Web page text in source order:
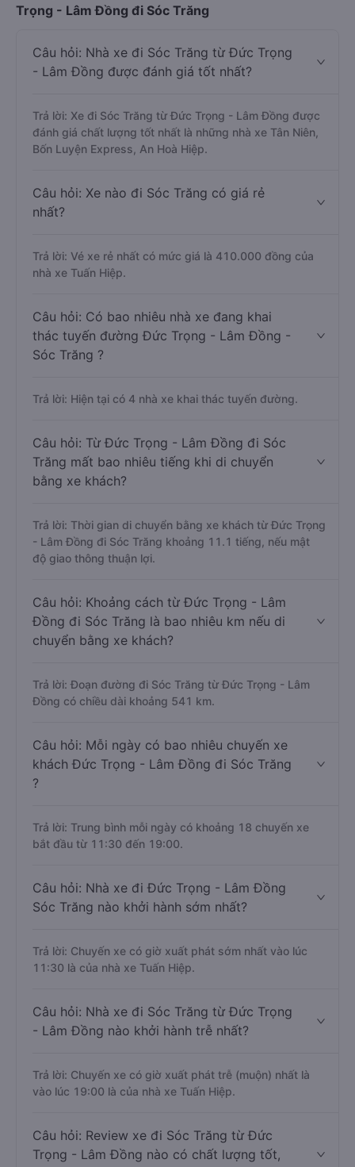
Trọng - Lâm Đồng đi Sóc Trăng
Câu hỏi: Nhà xe đi Sóc Trăng từ Đức Trọng
- Lâm Đồng được đánh giá tốt nhất?
Trả lời: Xe đi Sóc Trăng từ Đức Trọng - Lâm Đồng được
đánh giá chất lượng tốt nhất là những nhà xe Tân Niên,
Bốn Luyện Express, An Hoà Hiệp.
Câu hỏi: Xe nào đi Sóc Trăng có giá rẻ
nhất?
Trả lời: Vé xe rẻ nhất có mức giá là 410.000 đồng của
nhà xe Tuấn Hiệp.
Câu hỏi: Có bao nhiêu nhà xe đang khai
thác tuyến đường Đức Trọng - Lâm Đồng -
Sóc Trăng ?
Trả lời: Hiện tại có 4 nhà xe khai thác tuyến đường.
Câu hỏi: Từ Đức Trọng - Lâm Đồng đi Sóc
Trăng mất bao nhiêu tiếng khi di chuyển
bằng xe khách?
Trả lời: Thời gian di chuyển bằng xe khách từ Đức Trọng
- Lâm Đồng đi Sóc Trăng khoảng 11.1 tiếng, nếu mật
độ giao thông thuận lợi.
Câu hỏi: Khoảng cách từ Đức Trọng - Lâm
Đồng đi Sóc Trăng là bao nhiêu km nếu di
chuyển bằng xe khách?
Trả lời: Đoạn đường đi Sóc Trăng từ Đức Trọng - Lâm
Đồng có chiều dài khoảng 541 km.
Câu hỏi: Mỗi ngày có bao nhiêu chuyến xe
khách Đức Trọng - Lâm Đồng đi Sóc Trăng
?
Trả lời: Trung bình mỗi ngày có khoảng 18 chuyến xe
bắt đầu từ 11:30 đến 19:00.
Câu hỏi: Nhà xe đi Đức Trọng - Lâm Đồng
Sóc Trăng nào khởi hành sớm nhất?
Trả lời: Chuyến xe có giờ xuất phát sớm nhất vào lúc
11:30 là của nhà xe Tuấn Hiệp.
Câu hỏi: Nhà xe đi Sóc Trăng từ Đức Trọng
- Lâm Đồng nào khởi hành trễ nhất?
Trả lời: Chuyến xe có giờ xuất phát trễ (muộn) nhất là
vào lúc 19:00 là của nhà xe Tuấn Hiệp.
Câu hỏi: Review xe đi Sóc Trăng từ Đức
Trọng - Lâm Đồng nào có chất lượng tốt,